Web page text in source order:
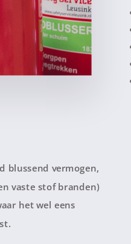
blussend vermogen,
vaste stof branden)
het wel eens